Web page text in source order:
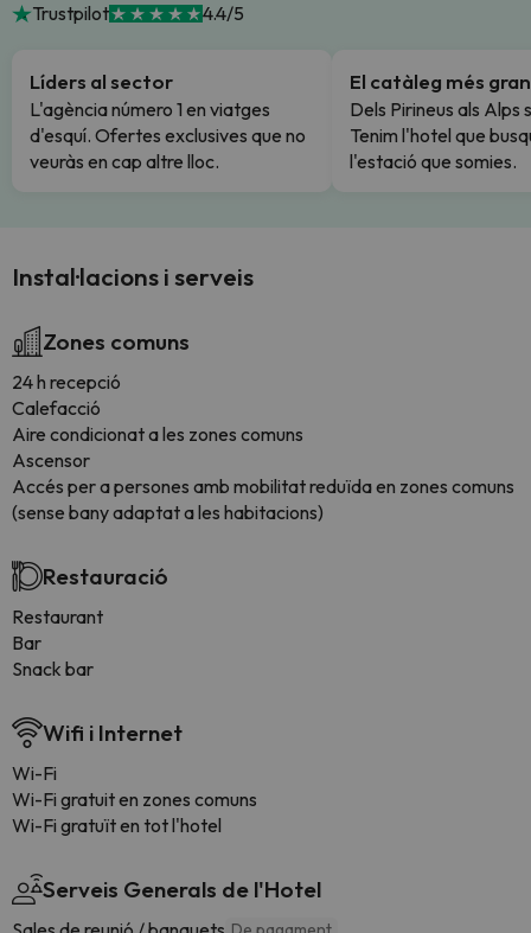
Trustpilot 4.4/5
Líders al sector
L'agència número 1 en viatges
d'esquí. Ofertes exclusives que no
veuràs en cap altre lloc.
El catàleg més gran
Dels Pirineus als Alps
Tenim l'hotel que
l'estació que somies.
Instal·lacions i serveis
Zones comuns
24 h recepció
Calefacció
Aire condicionat a les zones comuns
Ascensor
Accés per a persones amb mobilitat reduïda en zones comuns
(sense bany adaptat a les habitacions)
Restauració
Restaurant
Bar
Snack bar
Wifi i Internet
Wi-Fi
Wi-Fi gratuit en zones comuns
Wi-Fi gratuït en tot l'hotel
Serveis Generals de l'Hotel